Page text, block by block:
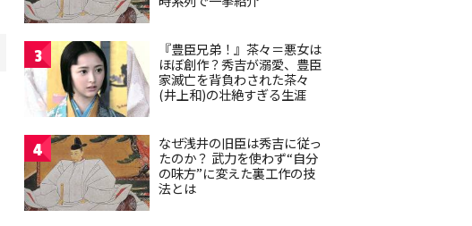
3
『豊臣兄弟！』茶々＝悪女は
ほぼ創作？秀吉が溺愛、豊臣
家滅亡を背負わされた茶々
(井上和)の壮絶すぎる生涯
4
なぜ浅井の旧臣は秀吉に従っ
たのか？ 武力を使わず“自分
の味方”に変えた裏工作の技
法とは